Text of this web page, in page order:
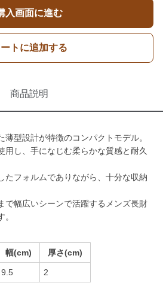
入画面に進む
トに追加する
商品説明
薄型設計が特徴のコンパクトモデル。
用し、手になじむ柔らかな質感と耐久
たフォルムでありながら、十分な収納
で幅広いシーンで活躍するメンズ長財
幅(cm) 厚さ(cm)
9.5 2